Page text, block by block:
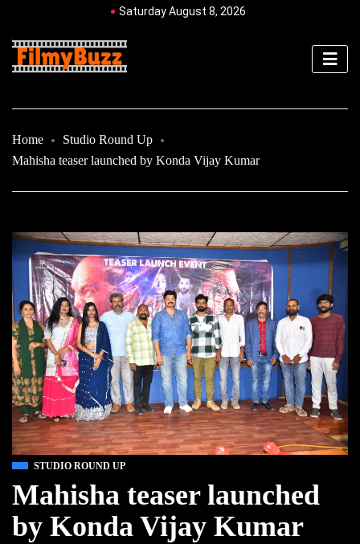
Saturday August 8, 2026
Home
Studio Round Up
Mahisha teaser launched by Konda Vijay Kumar
STUDIO ROUND UP
Mahisha teaser launched
by Konda Vijay Kumar